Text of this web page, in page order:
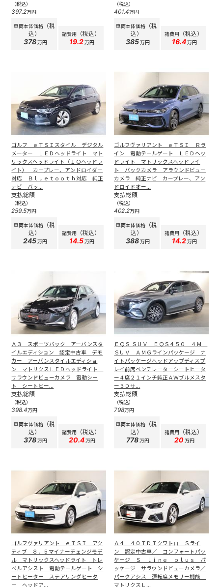
（税込）
397.2万円
車両本体価格（税
込）
378 万円
諸費用（税込）
19.2万円
（税込）
401.4万円
車両本体価格
（税
込）
385万円
諸費用（税込）
16.4万円
ゴルフ ｅＴＳＩスタイル デジタル
メーター ＬＥＤヘッドライト マト
リックスヘッドライト（ＩＱヘッドラ
イト） カープレー、アンドロイダー
対応 Ｂｌｕｅｔｏｏｔｈ対応 純正
ナビ バッ...
支払総額
（税込）
259.5万円
車両本体価格（税
込）
245万円
諸費用（税込）
14.5万円
ゴルフヴァリアント ｅＴＳＩ Ｒラ
イン 電動テールゲート ＬＥＤヘッ
ドライト マトリックスヘッドライ
ト バックカメラ アラウンドビュー
カメラ 純正ナビ カープレー、アン
ドロイドオー...
支払総額
（税込）
402.2万円
車両本体価格
（税
込）
388万円
諸費用（税込）
14.2万円
Ａ３ スポーツバック アーバンスタ
イルエディション 認定中古車 デモ
カー アーバンスタイルエディショ
ン マトリクスＬＥＤヘッドライト
サラウンドビューカメラ 電動シー
ト シートヒー...
支払総額
（税込）
398.4万円
車両本体価格（税
込）
378 万円
諸費用（税込）
20.4万円
ＥＱＳ ＳＵＶ ＥＱＳ４５０ ４Ｍ
ＳＵＶ ＡＭＧラインパッケージ ナ
イトパッケージヘッドアップディスプ
レイ前席ベンチレーターシートヒータ
ー４席２１インチ純正ＡＷブルメスタ
ー３Ｄサ...
支払総額
（税込）
798万円
車両本体価格
（税
込）
778万円
諸費用（税込）
20万円
ゴルフヴァリアント ｅＴＳＩ アク
ティブ ８．５マイナーチェンジモデ
ル マトリックスヘッドライト トレ
ベルアシスト 電動テールゲート シ
ートヒーター ステアリングヒータ
ー ヘッドア...
Ａ４ ４０ＴＤＩクワトロ Ｓライ
ン 認定中古車／ コンフォートパッ
ケージ Ｓ ｌｉｎｅ ｐｌｕｓ パ
ッケージ サラウンドビューカメラ／
パークアシス 運転席メモリー機能
マトリクスＬ...